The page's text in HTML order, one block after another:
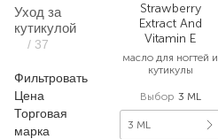
Уход за
кутикулой
/ 37
Фильтровать
Цена
Торговая
марка
Strawberry
Extract And
Vitamin E
масло для ногтей и
кутикулы
Выбор 3 ML
3 ML